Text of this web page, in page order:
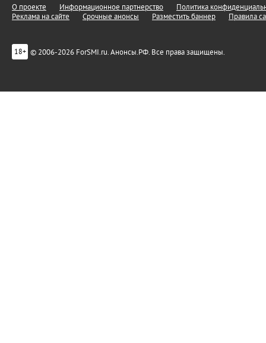
О проекте Информационное партнерство
Политика
Реклама на сайте
Срочные анонсы Разместить баннер Правила
18+ © 2006-2026 ForSMI.ru. Анонсы.РФ. Все права защищены.